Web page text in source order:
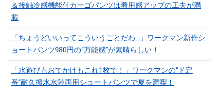
＆接触冷感機能付カーゴパンツは着用感アップの工夫が満
載
「ちょうどいいってこういうことだわ...」ワークマン新作シ
ョートパンツ980円の“万能感”が素晴らしい！
「水遊びもおでかけもこれ1枚で！」ワークマンの“ド定
番”耐久撥水水陸両用ショートパンツで夏を満喫！